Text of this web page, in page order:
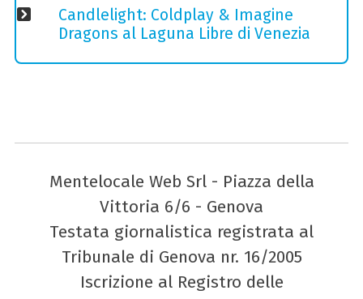
Candlelight: Coldplay & Imagine
Dragons al Laguna Libre di Venezia
Mentelocale Web Srl - Piazza della
Vittoria 6/6 - Genova
Testata giornalistica registrata al
Tribunale di Genova nr. 16/2005
Iscrizione al Registro delle